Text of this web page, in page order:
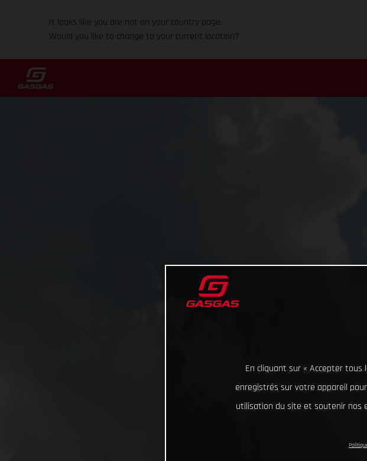
It looks like you are not on your country page.
Would you like to change to your current location?
En cliquant sur « Accepter tous
enregistrés sur votre appareil
utilisation du site et soutenir nos